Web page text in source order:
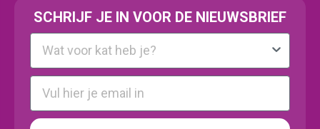
SCHRIJF JE IN VOOR DE NIEUWSBRIEF
Kattenras
E-mail